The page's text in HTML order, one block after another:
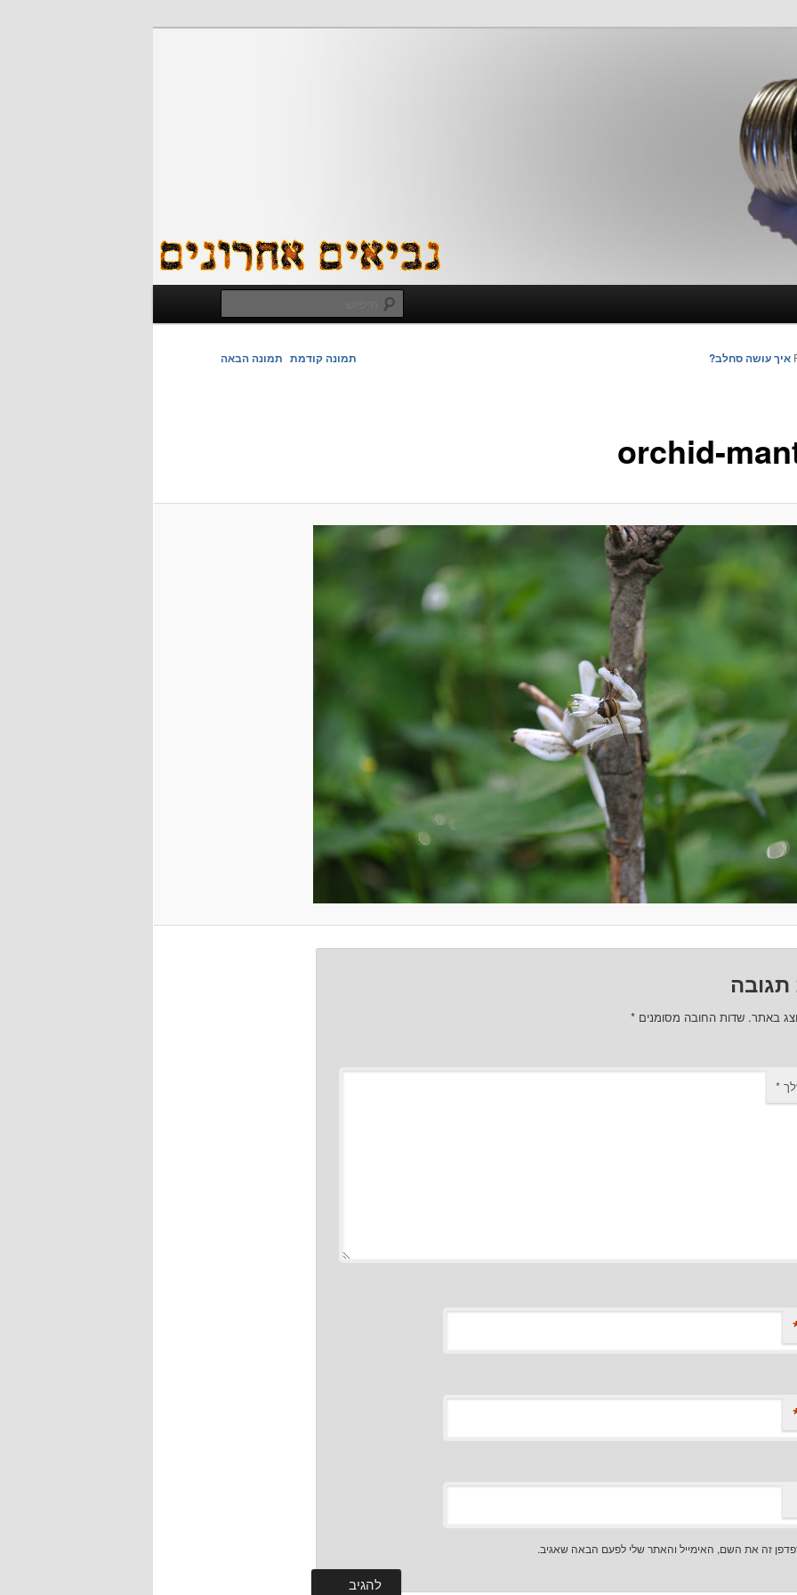
ניווט
תמונה קודמת תמונה הבאה
orchid-
איך עושה סחלב?
באתר. שדות החובה מסומנים *
*
זה את השם, האימייל והאתר שלי לפעם הבאה שאגיב.